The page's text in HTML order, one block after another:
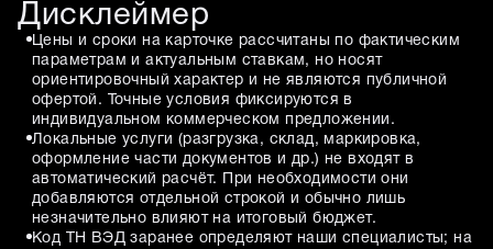
Дисклеймер
Цены и сроки на карточке рассчитаны по фактическим
параметрам и актуальным ставкам, но носят
ориентировочный характер и не являются публичной
офертой. Точные условия фиксируются в
индивидуальном коммерческом предложении.
Локальные услуги (разгрузка, склад, маркировка,
оформление части документов и др.) не входят в
автоматический расчёт. При необходимости они
добавляются отдельной строкой и обычно лишь
незначительно влияют на итоговый бюджет.
Код ТН ВЭД заранее определяют наши специалисты; на